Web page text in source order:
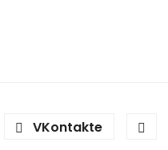
VKontakte